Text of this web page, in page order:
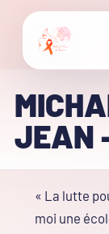
JEAN
« La lutte
moi une